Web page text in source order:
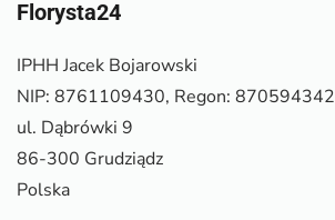
Florysta24
IPHH Jacek Bojarowski
NIP: 8761109430, Regon: 870594342
ul. Dąbrówki 9
86-300 Grudziądz
Polska